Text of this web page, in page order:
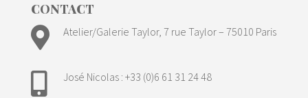
CONTACT
 Atelier/Galerie Taylor, 7 rue Taylor – 75010 Paris
 José Nicolas : +33 (0)6 61 31 24 48